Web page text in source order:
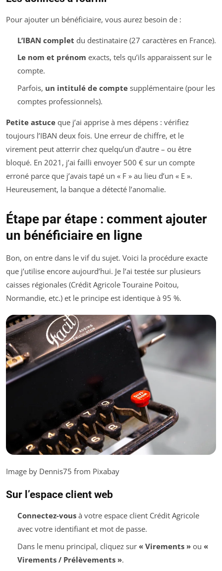
Pour ajouter un bénéficiaire, vous aurez besoin de :
L’IBAN complet du destinataire (27 caractères en France).
Le nom et prénom exacts, tels qu’ils apparaissent sur le
compte.
Parfois, un intitulé de comptesupplémentaire (pour les
comptes professionnels).
Petite astuce que j’ai apprise à mes dépens : vérifiez
toujours l’IBAN deux fois. Une erreur de chiffre, et le
virement peut atterrir chez quelqu’un d’autre – ou être
bloqué. En 2021, j’ai failli envoyer 500 € sur un compte
erroné parce que j’avais tapé un « F » au lieu d’un « E ».
Heureusement, la banque a détecté l’anomalie.
Étape par étape : comment ajouter
un bénéficiaire en ligne
Bon, on entre dans le vif du sujet. Voici la procédure exacte
que j’utilise encore aujourd’hui. Je l’ai testée sur plusieurs
caisses régionales (Crédit Agricole Touraine Poitou,
Normandie, etc.) et le principe est identique à 95 %.
Image by Dennis75 from Pixabay
Sur l’espace client web
Connectez-vousà votre espace client Crédit Agricole
avec votre identifiant et mot de passe.
Dans le menu principal, cliquez sur « Virements »ou «
Virements / Prélèvements ».